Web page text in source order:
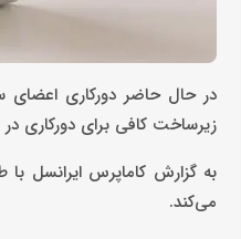
در حال حاضر دورکاری
زیرساخت کافی برای دورکاری
به گزارش کاماپرس ایرانسل
می‌کند.